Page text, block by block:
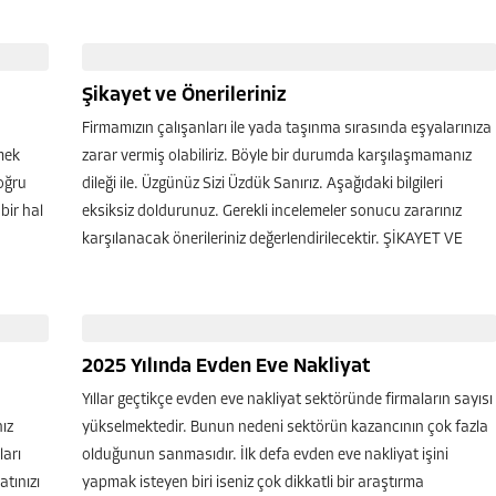
hal
Şikayet ve Önerileriniz
Firmamızın çalışanları ile yada taşınma sırasında eşyalarınıza
zarar vermiş olabiliriz. Böyle bir durumda karşılaşmamanız
dileği ile. Üzgünüz Sizi Üzdük Sanırız. Aşağıdaki bilgileri
eksiksiz doldurunuz. Gerekli incelemeler sonucu zararınız
karşılanacak önerileriniz değerlendirilecektir. ŞİKAYET VE
2025 Yılında Evden Eve Nakliyat
Yıllar geçtikçe evden eve nakliyat sektöründe firmaların sayısı
yükselmektedir. Bunun nedeni sektörün kazancının çok fazla
olduğunun sanmasıdır. İlk defa evden eve nakliyat işini
yapmak isteyen biri iseniz çok dikkatli bir araştırma